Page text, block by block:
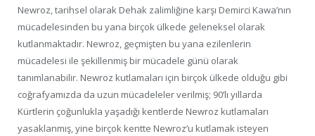
Newroz, tarihsel olarak Dehak zalimliğine karşı Demirci Kawa’nın
mücadelesinden bu yana birçok ülkede geleneksel olarak
kutlanmaktadır. Newroz, geçmişten bu yana ezilenlerin
mücadelesi ile şekillenmiş bir mücadele günü olarak
tanımlanabilir. Newroz kutlamaları için birçok ülkede olduğu gibi
coğrafyamızda da uzun mücadeleler verilmiş; 90’lı yıllarda
Kürtlerin çoğunlukla yaşadığı kentlerde Newroz kutlamaları
yasaklanmış, yine birçok kentte Newroz’u kutlamak isteyen